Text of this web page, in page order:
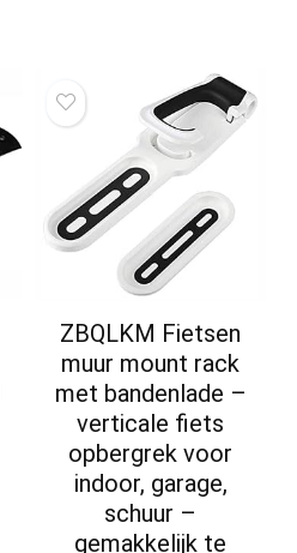
ZBQLKM Fietsen
muur mount rack
met bandenlade –
verticale fiets
opbergrek voor
indoor, garage,
schuur –
gemakkelijk te